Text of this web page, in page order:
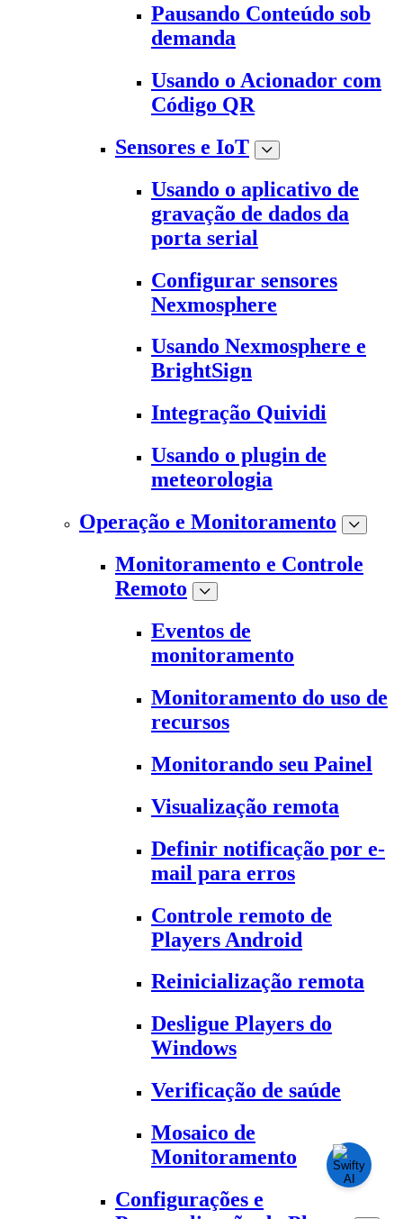
Pausando Conteúdo sob
demanda
Usando o Acionador com
Código QR
Sensores e IoT
Usando o aplicativo de
gravação de dados da
porta serial
Configurar sensores
Nexmosphere
Usando Nexmosphere e
BrightSign
Integração Quividi
Usando o plugin de
meteorologia
Operação e Monitoramento
Monitoramento e Controle
Remoto
Eventos de
monitoramento
Monitoramento do uso de
recursos
Monitorando seu Painel
Visualização remota
Definir notificação por e-
mail para erros
Controle remoto de
Players Android
Reinicialização remota
Desligue Players do
Windows
Verificação de saúde
Mosaico de
Monitoramento
Configurações e